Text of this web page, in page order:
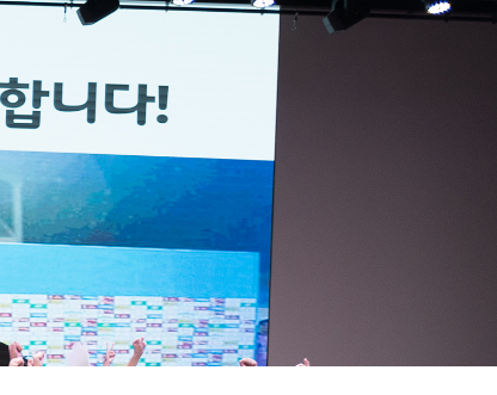
공지사항 및 입시자료
드림레터
행정실
학교운영위원회
학교건축기금
보도자료